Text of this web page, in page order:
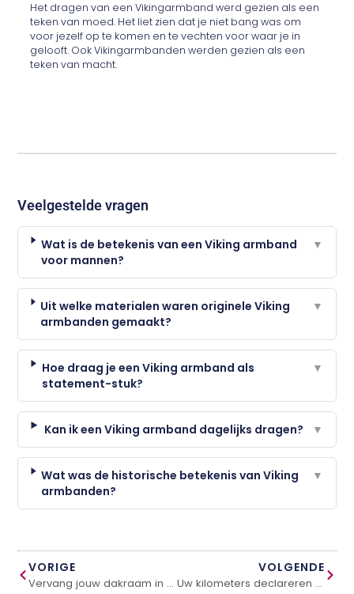
Het dragen van een Vikingarmband werd gezien als een
teken van moed. Het liet zien dat je niet bang was om
voor jezelf op te komen en te vechten voor waar je in
gelooft. Ook Vikingarmbanden werden gezien als een
teken van macht.
Veelgestelde vragen
Wat is de betekenis van een Viking armband
voor mannen?
▼
Uit welke materialen waren originele Viking
armbanden gemaakt?
▼
Hoe draag je een Viking armband als
statement-stuk?
▼
Kan ik een Viking armband dagelijks dragen? ▼
Wat was de historische betekenis van Viking
armbanden?
▼
VORIGE
Vervang jouw dakraam in vijf stappen
VOLGENDE
Uw kilometers declareren met een gps tracker